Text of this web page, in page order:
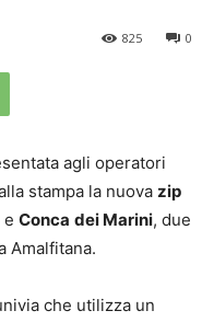
0
825
agli operatori
stampa la nuova zip
e Conca dei Marini, due
Amalfitana.
che utilizza un